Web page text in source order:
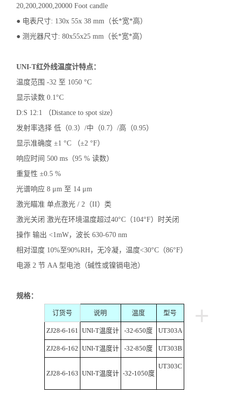
20,200,2000,20000 Foot candle
● 电表尺寸: 130x 55x 38 mm（长*宽*高）
● 测光器尺寸: 80x55x25 mm（长*宽*高）
UNI-T红外线温度计特点：
温度范围 -32 至 1050 °C
显示读数 0.1°C
D:S 12:1 （Distance to spot size）
发射率选择 低（0.3）/中（0.7）/高（0.95）
显示准确度 ±1 °C （±2 °F）
响应时间 500 ms（95 % 读数）
重复性 ±0.5 %
光谱响应 8 μm 至 14 μm
激光瞄准 单点激光 / 2（II）类
激光关闭 激光在环境温度超过40°C（104°F）时关闭
操作 输出 <1mW，波长 630-670 nm
相对湿度 10%至90%RH，无冷凝，温度<30°C（86°F）
电源 2 节 AA 型电池（碱性或镍镉电池）
规格：
+
订货号 说明 温度 型号
ZJ28-6-161 UNI-T温度计 -32-650度 UT303A
ZJ28-6-162 UNI-T温度计 -32-850度 UT303B
ZJ28-6-163 UNI-T温度计 -32-1050度
UT303C